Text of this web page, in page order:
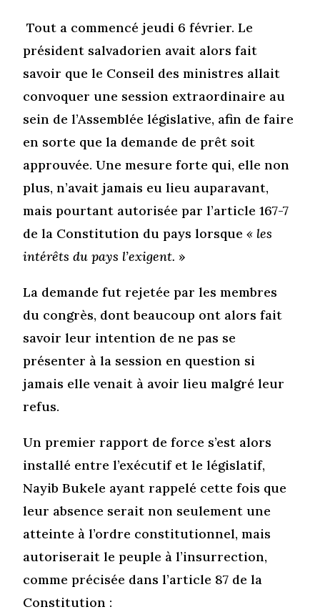
Tout a commencé jeudi 6 février. Le
président salvadorien avait alors fait
savoir que le Conseil des ministres allait
convoquer une session extraordinaire au
sein de l’Assemblée législative, afin de faire
en sorte que la demande de prêt soit
approuvée. Une mesure forte qui, elle non
plus, n’avait jamais eu lieu auparavant,
mais pourtant autorisée par l’article 167-7
de la Constitution du pays lorsque« les
intérêts du pays l’exigent. »
La demande fut rejetée par les membres
du congrès, dont beaucoup ont alors fait
savoir leur intention de ne pas se
présenter à la session en question si
jamais elle venait à avoir lieu malgré leur
refus.
Un premier rapport de force s’est alors
installé entre l’exécutif et le législatif,
Nayib Bukele ayant rappelé cette fois que
leur absence serait non seulement une
atteinte à l’ordre constitutionnel, mais
autoriserait le peuple à l’insurrection,
comme précisée dans l’article 87 de la
Constitution :